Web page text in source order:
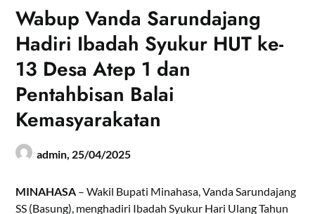
Wabup Vanda Sarundajang
Hadiri Ibadah Syukur HUT ke-
13 Desa Atep 1 dan
Pentahbisan Balai
Kemasyarakatan
admin, 25/04/2025
MINAHASA – Wakil Bupati Minahasa, Vanda Sarundajang
SS (Basung), menghadiri Ibadah Syukur Hari Ulang Tahun